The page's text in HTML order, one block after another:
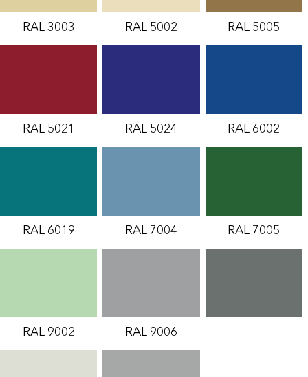
RAL 3003 RAL 5002 RAL 5005
RAL 5021 RAL 5024 RAL 6002
RAL 6019 RAL 7004 RAL 7005
RAL 9002 RAL 9006